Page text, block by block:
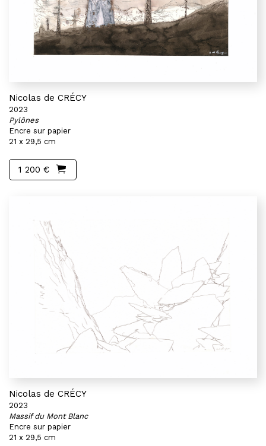
Nicolas de CRÉCY
2023
Pylônes
Encre sur papier
21 x 29,5 cm
1 200 €
Nicolas de CRÉCY
2023
Massif du Mont Blanc
Encre sur papier
21 x 29,5 cm